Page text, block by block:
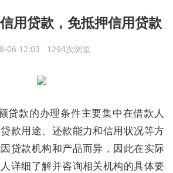
用贷款，免抵押信用贷款
06 12:03 1294次浏览
贷款的办理条件主要集中在借款人
款用途、还款能力和信用状况等方
贷款机构和产品而异，因此在实际
详细了解并咨询相关机构的具体要